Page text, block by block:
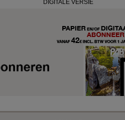
DIGITALE VERSIE